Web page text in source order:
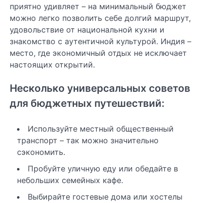
приятно удивляет – на минимальный бюджет
можно легко позволить себе долгий маршрут,
удовольствие от национальной кухни и
знакомство с аутентичной культурой. Индия –
место, где экономичный отдых не исключает
настоящих открытий.
Несколько универсальных советов
для бюджетных путешествий:
Используйте местный общественный
транспорт – так можно значительно
сэкономить.
Пробуйте уличную еду или обедайте в
небольших семейных кафе.
Выбирайте гостевые дома или хостелы